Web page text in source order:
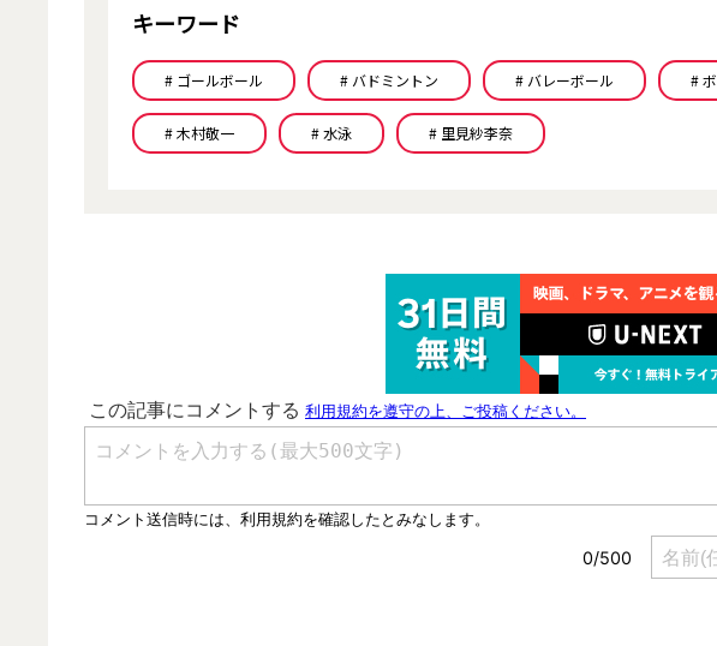
キーワード
# ゴールボール # バドミントン # バレーボール #
# 木村敬一 # 水泳 # 里見紗李奈